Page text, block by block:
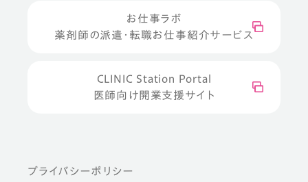
お仕事ラボ
薬剤師の派遣・転職お仕事紹介サービス
CLINIC Station Portal
医師向け開業支援サイト
プライバシーポリシー